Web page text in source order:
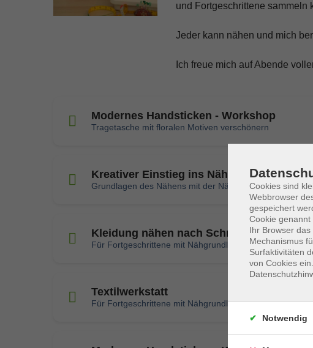
und Fortgeschrittene sammeln
Jeder kann nähen und mich
Ich freue mich auf Abende
Modernes Handsticken - Workshop
Tragetasche mit floralen Motiven verschönern
Kreativer Einstieg ins Nähen
Grundlagen des Nähens mit der Nähmaschine
Kleidung nähen nach Schnittmustern
Für Fortgeschrittene mit Nähgrundlagen
Textilwerkstatt
Für Fortgeschrittene mit Nähgrundlagen
Cookies sind
Webbrowser
gespeichert
Cookie
Ihr Browser
Mechanismus
Surfaktivitäten
von Cookies
Notwendig